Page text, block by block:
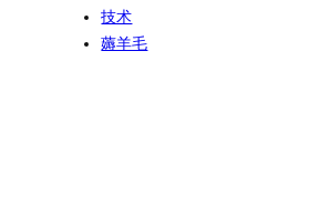
技术
薅羊毛